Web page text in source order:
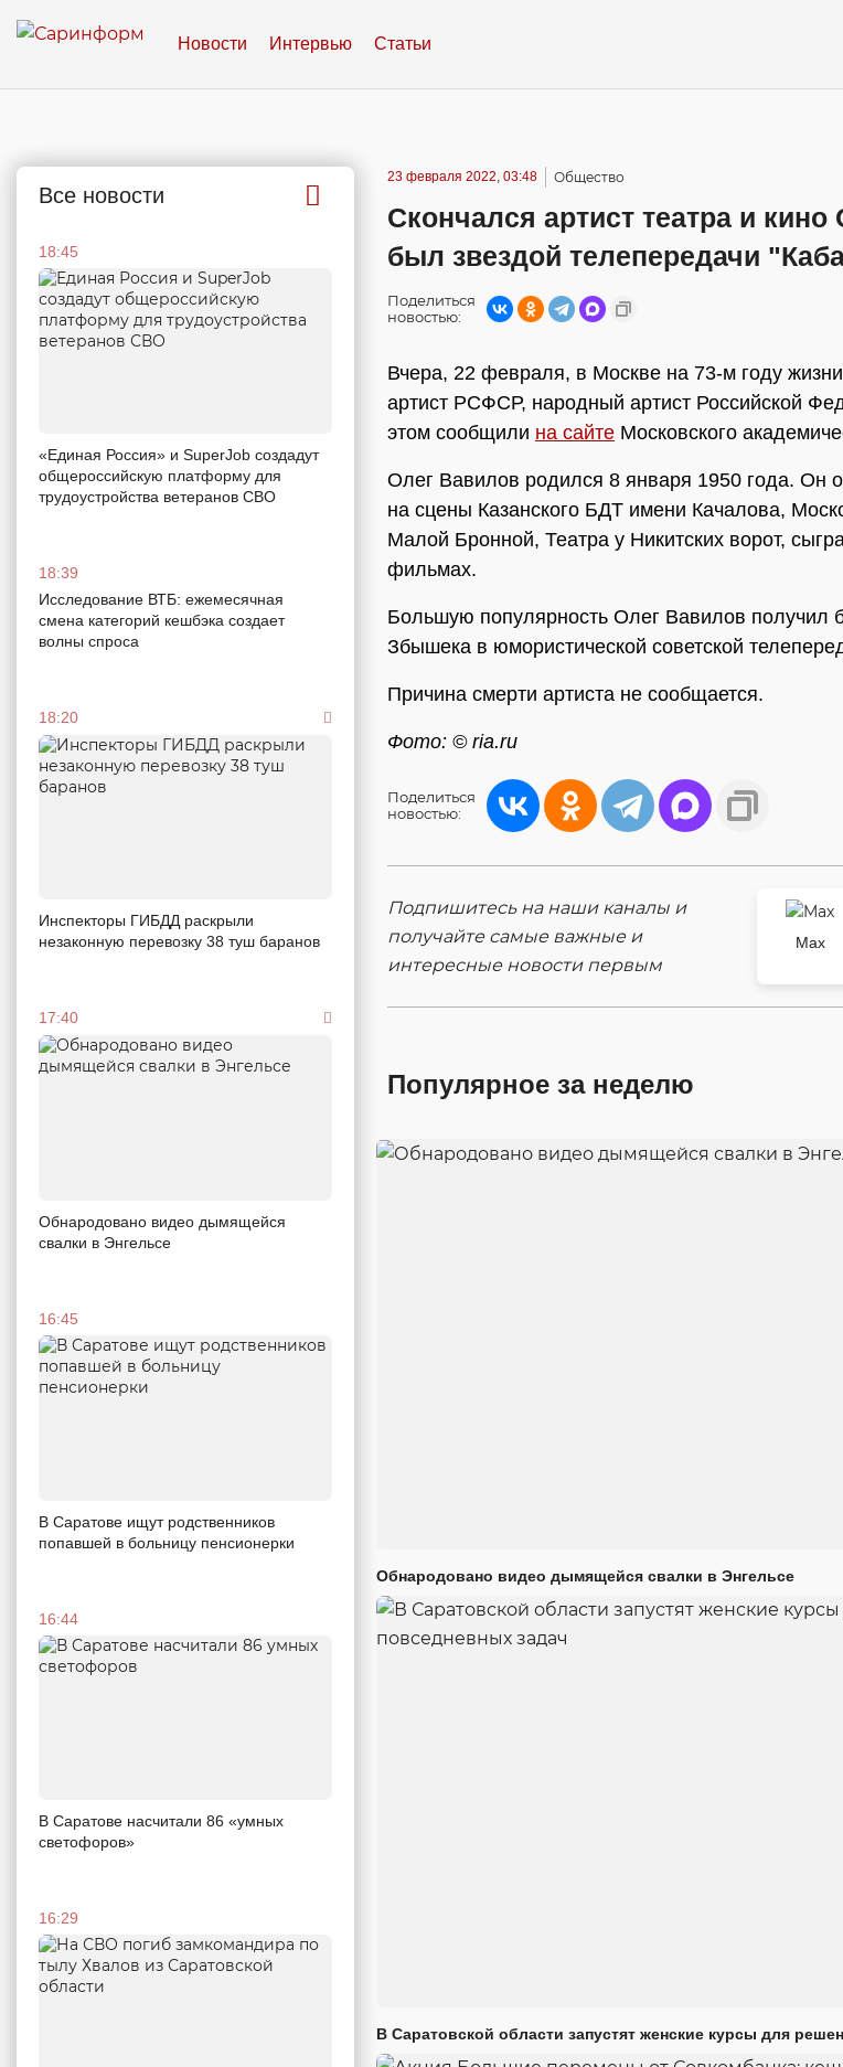
Новости Интервью Статьи
Все новости
18:45
«Единая Россия» и SuperJob создадут
общероссийскую платформу для
трудоустройства ветеранов СВО
18:39
Исследование ВТБ: ежемесячная
смена категорий кешбэка создает
волны спроса
18:20
Инспекторы ГИБДД раскрыли
незаконную перевозку 38 туш баранов
17:40
Обнародовано видео дымящейся
свалки в Энгельсе
16:45
В Саратове ищут родственников
попавшей в больницу пенсионерки
16:44
В Саратове насчитали 86 «умных
светофоров»
16:29
23 февраля 2022, 03:48 Общество
Скончался артист театра и
был звездой телепередачи
Поделиться
новостью:
Вчера, 22 февраля, в Москве на 73-м году
артист РСФСР, народный артист Российской
этом сообщили на сайте Московского
Олег Вавилов родился 8 января 1950 года. Он
на сцены Казанского БДТ имени Качалова,
Малой Бронной, Театра у Никитских ворот,
фильмах.
Большую популярность Олег Вавилов получил
Збышека в юмористической советской
Причина смерти артиста не сообщается.
Фото: © ria.ru
Поделиться
новостью:
Подпишитесь на наши каналы и
получайте самые важные и
интересные новости первым
Max
Популярное за неделю
Обнародовано видео дымящейся свалки в Энгельсе
В Саратовской области запустят женские курсы для